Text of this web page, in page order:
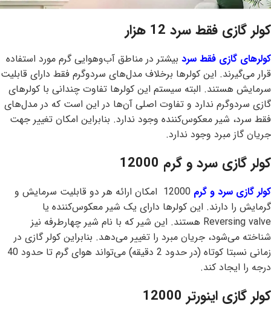
کولر گازی فقط سرد 12 هزار
کولرهای گازی فقط سرد بیشتر در مناطق آب‌وهوایی گرم مورد استفاده
قرار می‌گیرند. این کولرها برخلاف مدل‌های سردوگرم فقط دارای قابلیت
سرمایش هستند. البته سیستم این کولرها تفاوت چندانی با کولرهای
گازی سردوگرم ندارد و تفاوت اصلی آن‌ها در این است که در مدل‌های
فقط سرد، شیر معکوس‌کننده وجود ندارد. بنابراین امکان تغییر جهت
جریان گاز مبرد وجود ندارد.
کولر گازی سرد و گرم 12000
کولر گازی سرد و گرم
12000 امکان ارائه هر دو قابلیت سرمایش و
گرمایش را دارند. این کولرها دارای یک شیر معکوس‌کننده یا
Reversing valve هستند. این شیر که با نام شیر چهارطرفه نیز
شناخته می‌شود، جریان مبرد را تغییر می‌دهد. بنابراین کولر گازی در
زمانی نسبتا کوتاه (در حدود 2 دقیقه) می‌تواند هوای گرم تا حدود 40
درجه را ایجاد کند.
کولر گازی اینورتر 12000